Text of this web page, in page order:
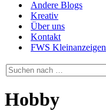
Andere Blogs
Kreativ
Über uns
Kontakt
FWS Kleinanzeigen
Suchen
nach …
Hobby